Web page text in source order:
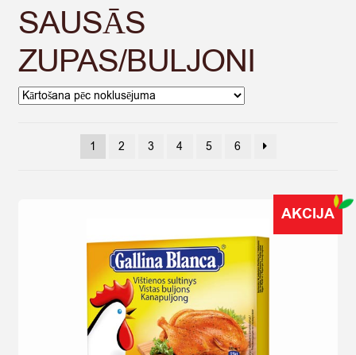
SAUSĀS
ZUPAS/BULJONI
1 2 3 4 5 6
AKCIJA